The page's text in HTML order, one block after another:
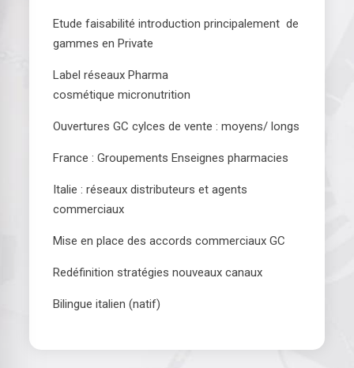
Etude faisabilité introduction principalement de
gammes en Private
Label réseaux Pharma
cosmétique micronutrition
Ouvertures GC cylces de vente : moyens/ longs
France : Groupements Enseignes pharmacies
Italie : réseaux distributeurs et agents
commerciaux
Mise en place des accords commerciaux GC
Redéfinition stratégies nouveaux canaux
Bilingue italien (natif)